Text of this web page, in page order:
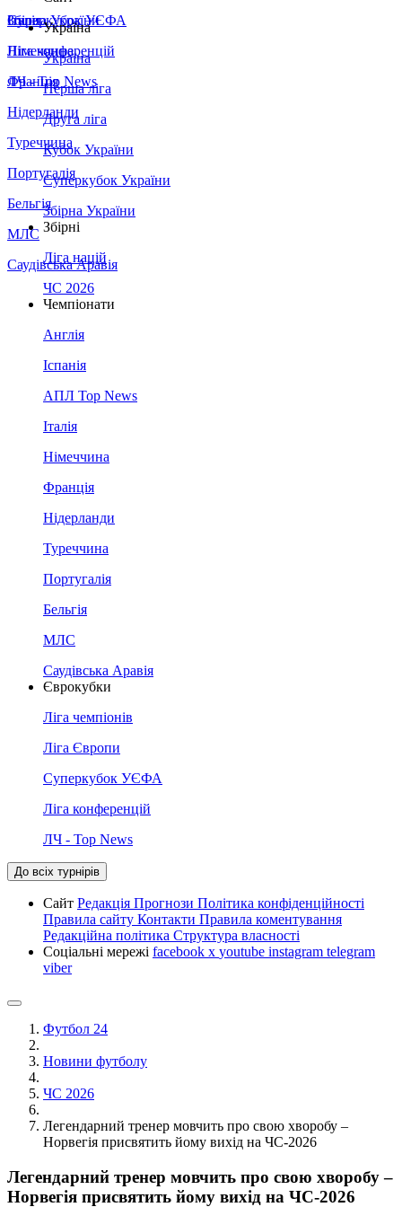
Збірна України
Італія
Німеччина
Франція
Нідерланди
Туреччина
Португалія
Бельгія
МЛС
Саудівська Аравія
Суперкубок УЄФА
Ліга конференцій
ЛЧ - Top News
Україна
Україна
Перша ліга
Друга ліга
Кубок України
Суперкубок України
Збірна України
Збірні
Ліга націй
ЧС 2026
Чемпіонати
Англія
Іспанія
АПЛ Top News
Італія
Німеччина
Франція
Нідерланди
Туреччина
Португалія
Бельгія
МЛС
Саудівська Аравія
Єврокубки
Ліга чемпіонів
Ліга Європи
Суперкубок УЄФА
Ліга конференцій
ЛЧ - Top News
До всіх турнірів
Сайт Редакція Прогнози Політика конфіденційності
Правила сайту Контакти Правила коментування
Редакційна політика Структура власності
Соціальні мережі facebook x youtube instagram telegram
viber
Футбол 24
Новини футболу
ЧС 2026
Легендарний тренер мовчить про свою хворобу –
Норвегія присвятить йому вихід на ЧС-2026
Легендарний тренер мовчить про свою хворобу –
Норвегія присвятить йому вихід на ЧС-2026